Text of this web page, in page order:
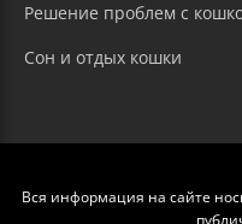
Решение проблем с
Сон и отдых кошки
Вся информация на сайте